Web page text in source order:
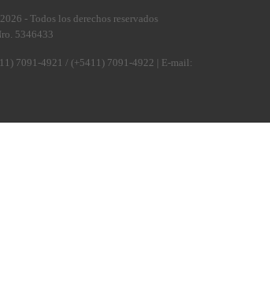
- Todos los derechos reservados
5346433
7091-4921 / (+5411) 7091-4922 | E-mail: